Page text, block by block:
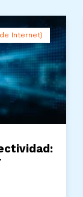
Internet)